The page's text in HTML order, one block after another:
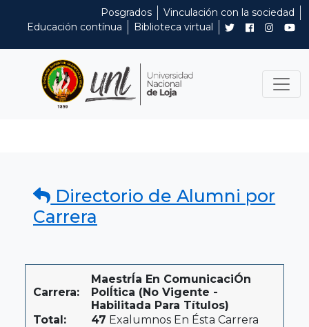
Posgrados
Vinculación con la sociedad
Educación contínua
Biblioteca virtual
Directorio de Alumni por
Carrera
Carrera:
MaestrÍa En ComunicaciÓn
PolÍtica (No Vigente -
Habilitada Para Títulos)
Total:
47 Exalumnos En Ésta Carrera